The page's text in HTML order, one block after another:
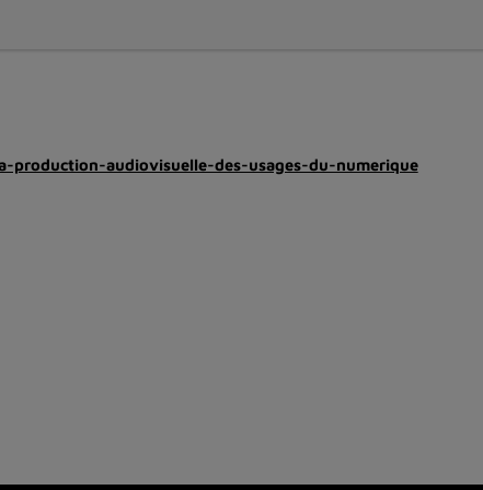
production-audiovisuelle-des-usages-du-numerique